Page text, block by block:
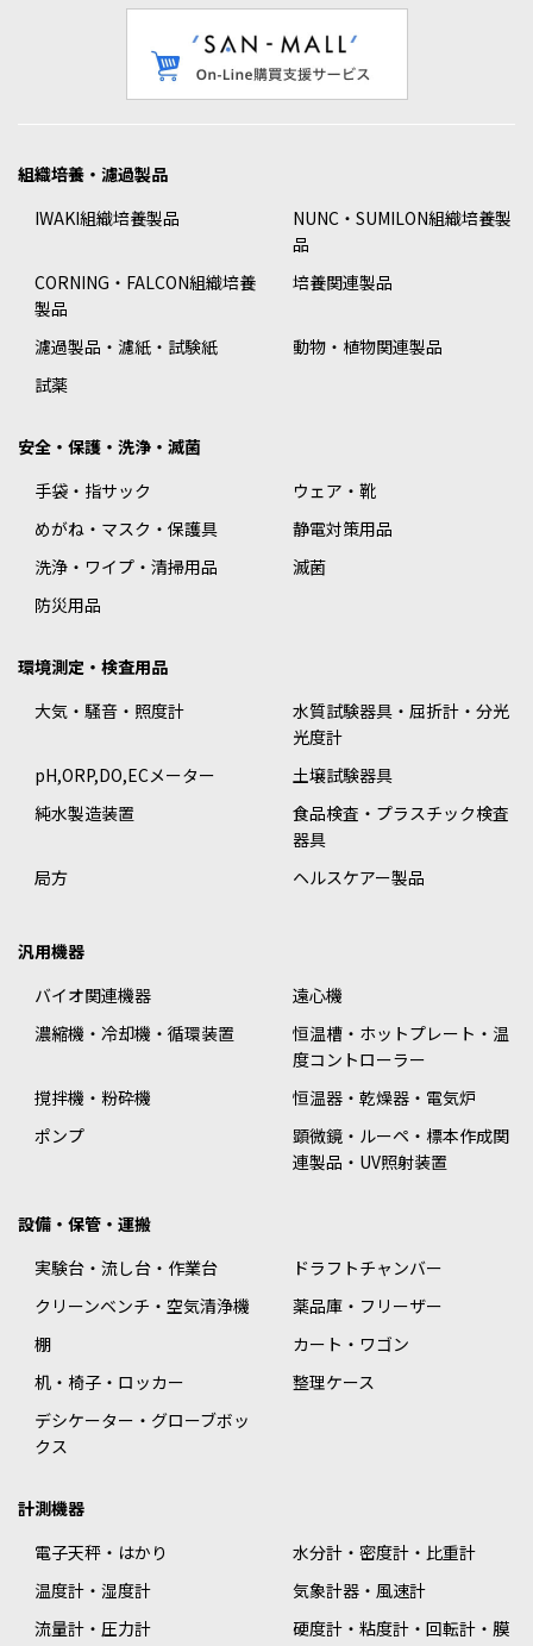
組織培養・濾過製品
IWAKI組織培養製品
NUNC・SUMILON組織培養製
品
CORNING・FALCON組織培養
製品
培養関連製品
濾過製品・濾紙・試験紙
動物・植物関連製品
試薬
安全・保護・洗浄・滅菌
手袋・指サック
ウェア・靴
めがね・マスク・保護具
静電対策用品
洗浄・ワイプ・清掃用品
滅菌
防災用品
環境測定・検査用品
大気・騒音・照度計
水質試験器具・屈折計・分光
光度計
pH,ORP,DO,ECメーター
土壌試験器具
純水製造装置
食品検査・プラスチック検査
器具
局方
ヘルスケアー製品
汎用機器
バイオ関連機器
遠心機
濃縮機・冷却機・循環装置
恒温槽・ホットプレート・温
度コントローラー
撹拌機・粉砕機
恒温器・乾燥器・電気炉
ポンプ
顕微鏡・ルーペ・標本作成関
連製品・UV照射装置
設備・保管・運搬
実験台・流し台・作業台
ドラフトチャンバー
クリーンベンチ・空気清浄機
薬品庫・フリーザー
棚
カート・ワゴン
机・椅子・ロッカー
整理ケース
デシケーター・グローブボッ
クス
計測機器
電子天秤・はかり
水分計・密度計・比重計
温度計・湿度計
気象計器・風速計
流量計・圧力計
硬度計・粘度計・回転計・膜